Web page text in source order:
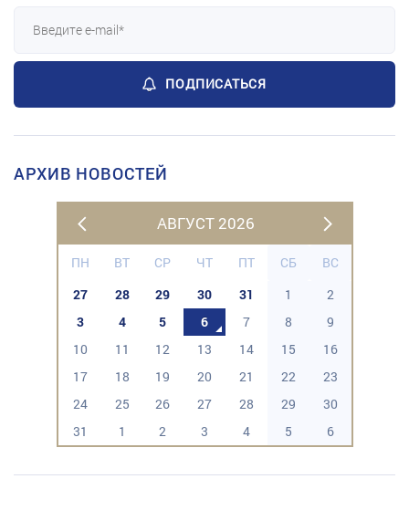
ПОДПИСАТЬСЯ
АРХИВ НОВОСТЕЙ
АВГУСТ 2026
ПН ВТ СР ЧТ ПТ СБ
ВС
27
28 29 30 31 1
2
3
4 5 6 7 8
9
10
11 12 13 14 15
16
17
18 19 20 21 22
23
24
25 26 27 28 29
30
31
1 2 3 4 5 6